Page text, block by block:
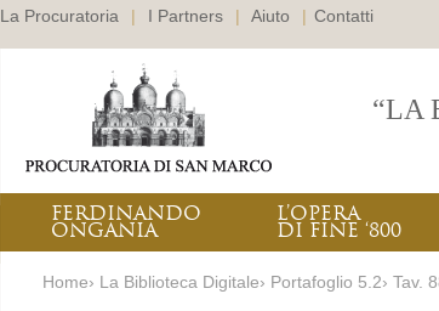
La Procuratoria | I Partners | Aiuto | Contatti
“LA
FERDINANDO
ONGANIA
L’OPERA
DI FINE ‘800
Home› La Biblioteca Digitale› Portafoglio 5.2› Tav.